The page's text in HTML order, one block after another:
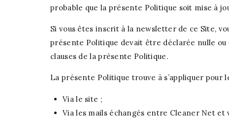
probable que la présente Politique soit mise à
Si vous êtes inscrit à la newsletter de ce Site,
présente Politique devait être déclarée nulle
clauses de la présente Politique.
La présente Politique trouve à s’appliquer pour
Via le site ;
Via les mails échangés entre Cleaner Net